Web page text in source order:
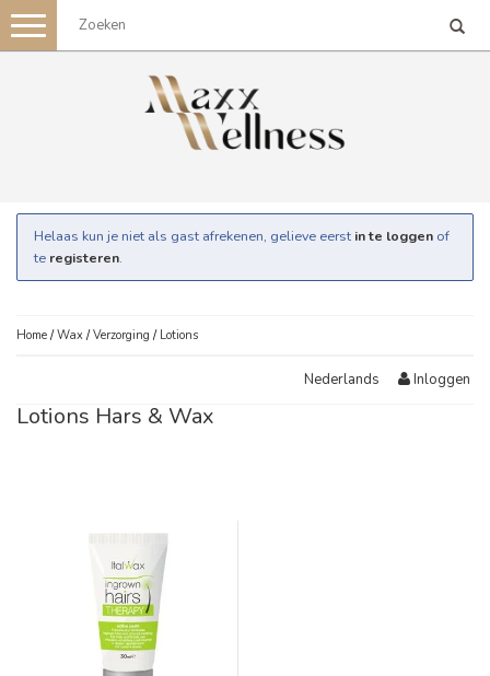
Toggle
navigation
Helaas kun je niet als gast afrekenen, gelieve eerst in te loggen of
te registeren.
Home /Wax /Verzorging / Lotions
Nederlands Inloggen
Lotions Hars & Wax